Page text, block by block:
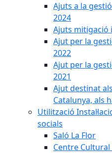
Ajuts a la
2024
Ajuts mitigació
Ajut per la
2022
Ajut per la
2021
Ajut destinat
Catalunya, als
Utilització
socials
Saló La Flor
Centre Cultural